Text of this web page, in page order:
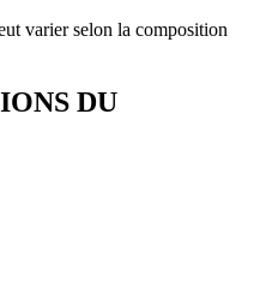
varier selon la composition
DU